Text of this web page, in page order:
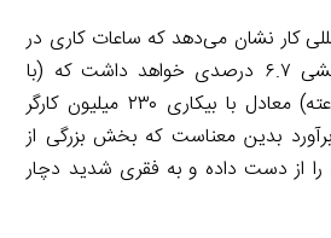
کار نشان می‌دهد که ساعات کاری در
ربعِ دوم سال ۲۰۲۰، کاهشی ۶.۷ درصدی خواهد داشت که (با
فرض هفتۀ کاری ۴۰ ساعته) معادل با بیکاری ۲۳۰ میلیون کارگر
بدین معناست که بخش بزرگی از
را از دست داده و به فقری شدید دچار